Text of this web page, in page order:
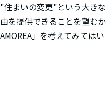
まいの変更"という大きな
を提供できることを望むか
」を考えてみてはい